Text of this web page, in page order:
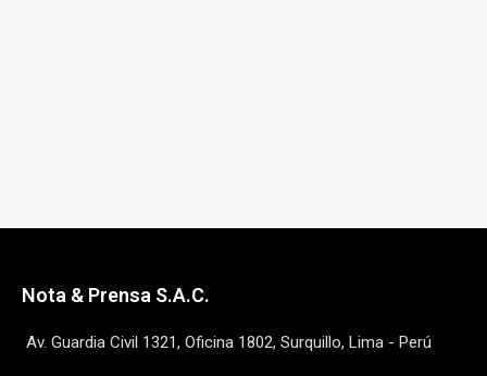
Nota & Prensa S.A.C.
Av. Guardia Civil 1321, Oficina 1802, Surquillo, Lima - Perú